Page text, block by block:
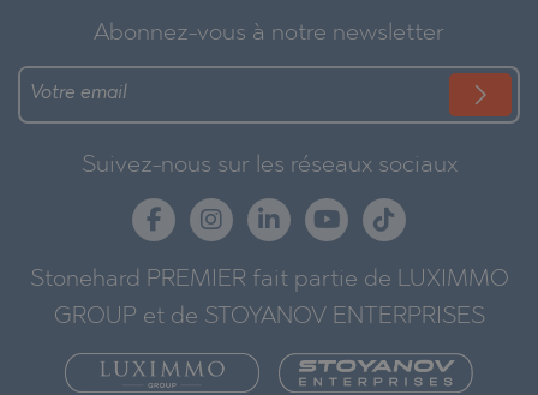
Abonnez-vous à notre newsletter
Suivez-nous sur les réseaux sociaux
Stonehard PREMIER fait partie de LUXIMMO
GROUP et de STOYANOV ENTERPRISES